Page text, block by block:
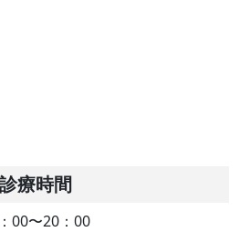
診療時間
00〜20：00